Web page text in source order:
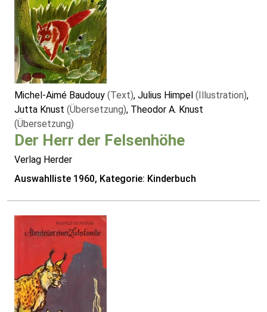
Michel-Aimé Baudouy (Text), Julius Himpel (Illustration),
Jutta Knust (Übersetzung), Theodor A. Knust
(Übersetzung)
Der Herr der Felsenhöhe
Verlag Herder
Auswahlliste 1960, Kategorie: Kinderbuch